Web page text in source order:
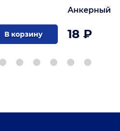
В корзину
Анкерный
18 ₽